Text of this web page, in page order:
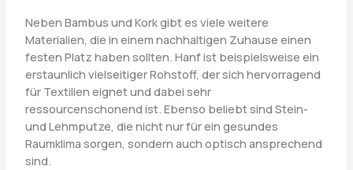
Neben Bambus und Kork gibt es viele weitere
Materialien, die in einem nachhaltigen Zuhause einen
festen Platz haben sollten. Hanf ist beispielsweise ein
erstaunlich vielseitiger Rohstoff, der sich hervorragend
für Textilien eignet und dabei sehr
ressourcenschonend ist. Ebenso beliebt sind Stein-
und Lehmputze, die nicht nur für ein gesundes
Raumklima sorgen, sondern auch optisch ansprechend
sind.